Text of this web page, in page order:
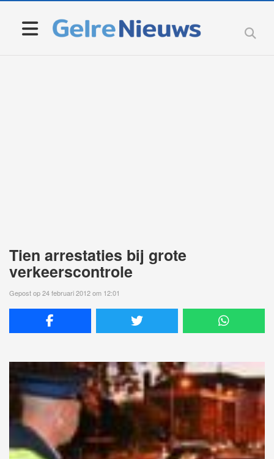
Tien arrestaties bij grote
verkeerscontrole
Gepost op 24 februari 2012 om 12:01